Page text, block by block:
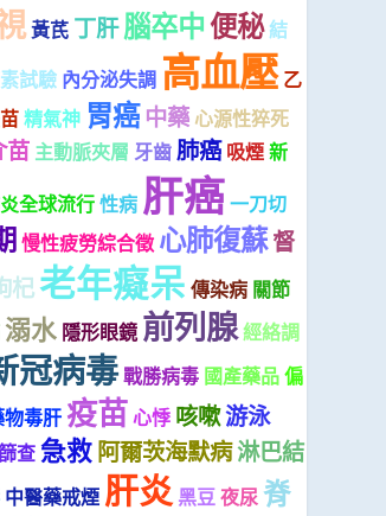
黃芪 丁肝腦卒中便秘結
試驗 內分泌失調 高血壓 乙
精氣神 胃癌 中藥 心源性猝死
苗 主動脈夾層 牙齒肺癌 吸煙新
全球流行性病 肝癌一刀切
慢性疲勞綜合徵 心肺復蘇督
杞老年癡呆 傳染病 關節
溺水 隱形眼鏡 前列腺經絡調
冠病毒戰勝病毒 國產藥品偏
物毒肝 疫苗心悸 咳嗽游泳
查急救阿爾茨海默病淋巴結
中醫藥戒煙 肝炎 黑豆夜尿脊